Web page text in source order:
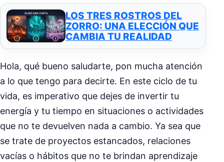
LOS TRES ROSTROS DEL
ZORRO: UNA ELECCIÓN QUE
CAMBIA TU REALIDAD
Hola, qué bueno saludarte, pon mucha atención
a lo que tengo para decirte. En este ciclo de tu
vida, es imperativo que dejes de invertir tu
energía y tu tiempo en situaciones o actividades
que no te devuelven nada a cambio. Ya sea que
se trate de proyectos estancados, relaciones
vacías o hábitos que no te brindan aprendizaje